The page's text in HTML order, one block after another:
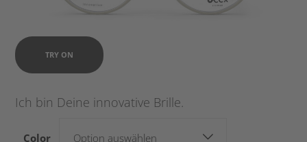
TRY ON
Ich bin Deine innovative Brille.
Color Option auswählen